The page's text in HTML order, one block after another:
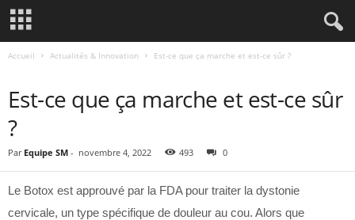
Accueil Actualités & Innovation Est-ce que ça marche et est-ce sûr ?
Est-ce que ça marche et est-ce sûr
?
Par Equipe SM - novembre 4, 2022 493 0
Le Botox est approuvé par la FDA pour traiter la dystonie
cervicale, un type spécifique de douleur au cou. Alors que